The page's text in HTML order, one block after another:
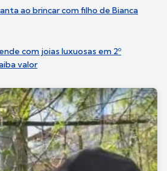
ao brincar com filho de Bianca
com joias luxuosas em 2º
valor